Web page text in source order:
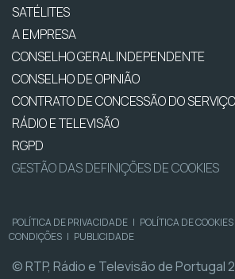
SATÉLITES
A EMPRESA
CONSELHO GERAL INDEPENDENTE
CONSELHO DE OPINIÃO
CONTRATO DE CONCESSÃO DO
RÁDIO E TELEVISÃO
RGPD
GESTÃO DAS DEFINIÇÕES DE COOKIES
POLÍTICA DE PRIVACIDADE | POLÍTICA DE COOKIES
CONDIÇÕES | PUBLICIDADE
© RTP, Rádio e Televisão de Portugal